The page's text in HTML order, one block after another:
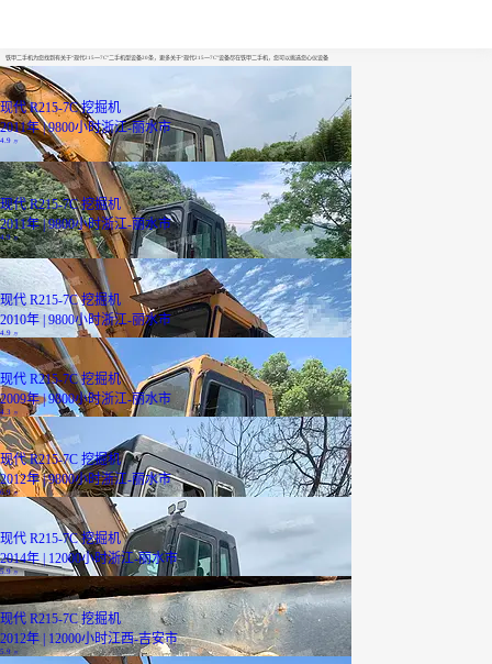
铁甲二手机为您找到有关于“现代215一7C”二手机型设备20条，更多关于“现代215一7C”设备尽在铁甲二手机，您可以挑选您心仪设备
现代 R215-7C 挖掘机
2011年 | 9800小时浙江-丽水市
4.9 万
现代 R215-7C 挖掘机
2011年 | 9800小时浙江-丽水市
4.9万
现代 R215-7C 挖掘机
2010年 | 9800小时浙江-丽水市
4.9 万
现代 R215-7C 挖掘机
2009年 | 9800小时浙江-丽水市
4.3 万
现代 R215-7C 挖掘机
2012年 | 9800小时浙江-丽水市
6.9万
现代 R215-7C 挖掘机
2014年 | 12000小时浙江-丽水市
5.9 万
现代 R215-7C 挖掘机
2012年 | 12000小时江西-吉安市
5.9 万